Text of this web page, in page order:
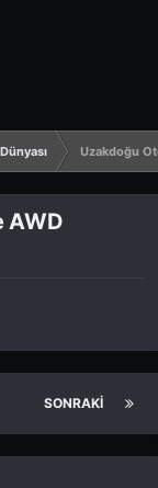
Uzakdoğu
AWD
SONRAKI